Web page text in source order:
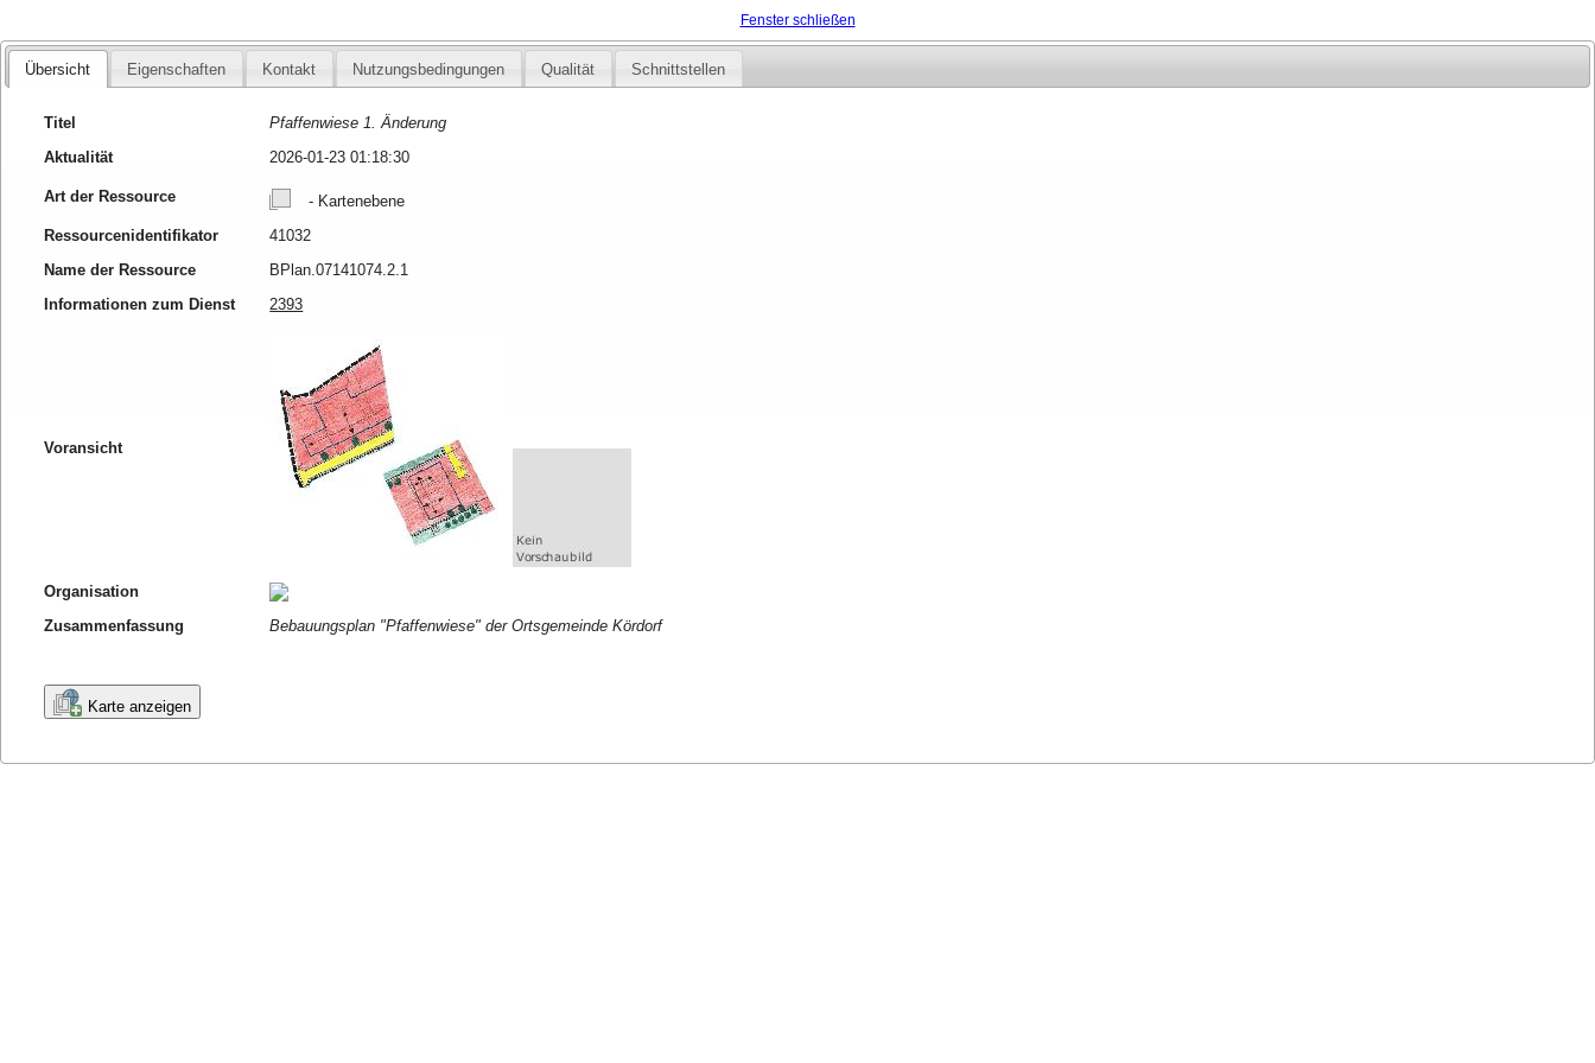
Fenster schließen
Übersicht Eigenschaften Kontakt Nutzungsbedingungen Qualität Schnittstellen
Titel
Pfaffenwiese 1. Änderung
Aktualität
2026-01-23 01:18:30
Art der Ressource
- Kartenebene
Ressourcenidentifikator
41032
Name der Ressource
BPlan.07141074.2.1
Informationen zum Dienst
2393
Voransicht
Organisation
Zusammenfassung
Bebauungsplan "Pfaffenwiese" der Ortsgemeinde Kördorf
Karte anzeigen